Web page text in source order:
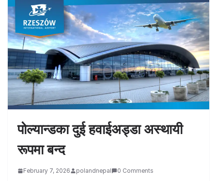
पोल्यान्डका दुई हवाईअड्डा अस्थायी
रूपमा बन्द
February 7, 2026 polandnepal 0 Comments